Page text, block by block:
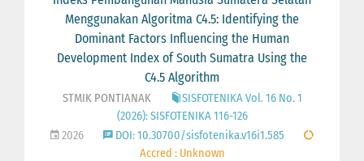
Menggunakan Algoritma C4.5: Identifying the
Dominant Factors Influencing the Human
Development Index of South Sumatra Using the
C4.5 Algorithm
STMIK PONTIANAK
SISFOTENIKA Vol. 16 No. 1
(2026): SISFOTENIKA 116-126
2026
DOI: 10.30700/sisfotenika.v16i1.585
Accred : Unknown